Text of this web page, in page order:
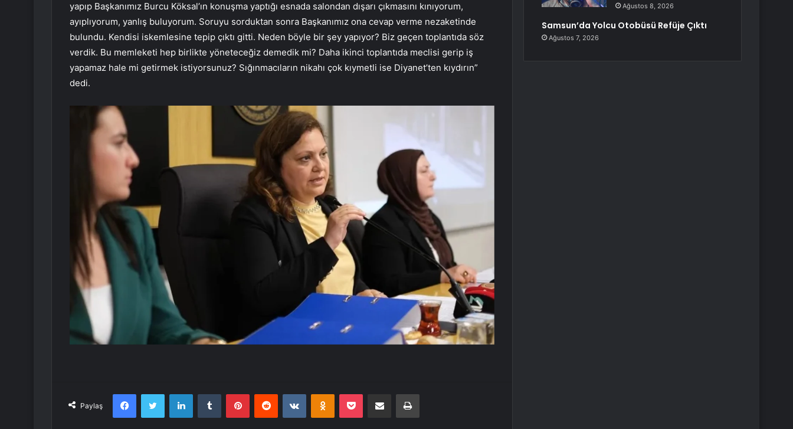
yapıp Başkanımız Burcu Köksal’ın konuşma yaptığı esnada salondan dışarı çıkmasını kınıyorum,
ayıplıyorum, yanlış buluyorum. Soruyu sorduktan sonra Başkanımız ona cevap verme nezaketinde
bulundu. Kendisi iskemlesine tepip çıktı gitti. Neden böyle bir şey yapıyor? Biz geçen toplantıda söz
verdik. Bu memleketi hep birlikte yöneteceğiz demedik mi? Daha ikinci toplantıda meclisi gerip iş
yapamaz hale mi getirmek istiyorsunuz? Sığınmacıların nikahı çok kıymetli ise Diyanet’ten kıydırın”
dedi.
Paylaş
FacebookTwitter LinkedInTumblr PinterestReddit VKontakteOdnoklassniki
Pocket E-Posta ile paylaş Yazdır
Ağustos 8, 2026
Samsun’da Yolcu Otobüsü Refüje Çıktı
Ağustos 7, 2026